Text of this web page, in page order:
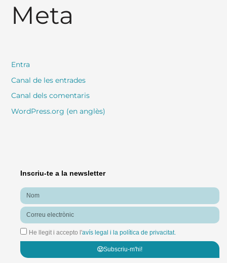
Meta
Entra
Canal de les entrades
Canal dels comentaris
WordPress.org (en anglès)
Inscriu-te a la newsletter
Nom
Correu
electrònic
He llegit i accepto l'avís legal i la política de privacitat.
Subscriu-m'hi!